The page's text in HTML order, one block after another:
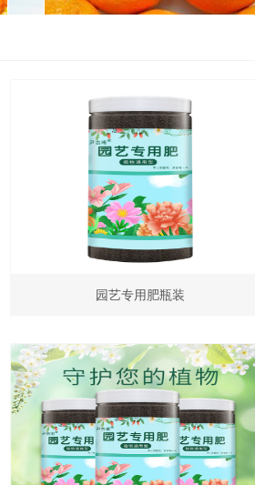
园艺专用肥瓶装